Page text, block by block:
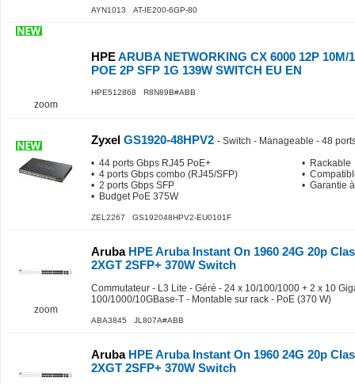
AYN1013 AT-IE200-6GP-80
zoom
HPEARUBA NETWORKING CX 6000 12P 10M/
POE 2P SFP 1G 139W SWITCH EU EN
HPE512868 R8N89B#ABB
Zyxel GS1920-48HPV2 - Switch - Manageable - 48
• 44 ports Gbps RJ45 PoE+
• 4 ports Gbps combo (RJ45/SFP)
• 2 ports Gbps SFP
• Budget PoE 375W
• Rackable
•
• Garantie
ZEL2267 GS192048HPV2-EU0101F
zoom
ArubaHPE Aruba Instant On 1960 24G 20p
2XGT 2SFP+ 370W Switch
Commutateur - L3 Lite - Géré - 24 x 10/100/1000 + 2 x 10
100/1000/10GBase-T - Montable sur rack - PoE (370 W)
ABA3845 JL807A#ABB
ArubaHPE Aruba Instant On 1960 24G 20p
2XGT 2SFP+ 370W Switch